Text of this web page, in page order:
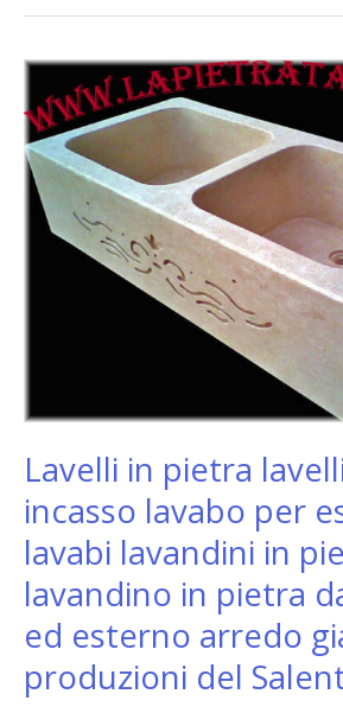
Lavelli in pietra
incasso lavabo per
lavabi lavandini in
lavandino in pietra
ed esterno arredo
produzioni del
Lavelli
pietra
lavelli
da
incasso
lavabo
lavandino
in
pietra
da
interno
ed
esterno
arredo
giardino,
produzioni
del